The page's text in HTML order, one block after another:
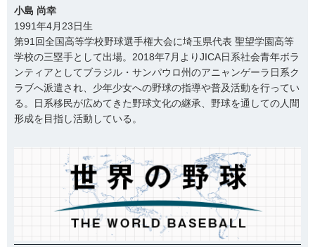
小島 尚幸
1991年4月23日生
第91回全国高等学校野球選手権大会に埼玉県代表 聖望学園高等
学校の三塁手として出場。2018年7月よりJICA日系社会青年ボラ
ンティアとしてブラジル・サンパウロ州のアニャンゲーラ日系ク
ラブへ派遣され、少年少女への野球の指導や普及活動を行ってい
る。日系移民が広めてきた野球文化の継承、野球を通しての人間
形成を目指し活動している。